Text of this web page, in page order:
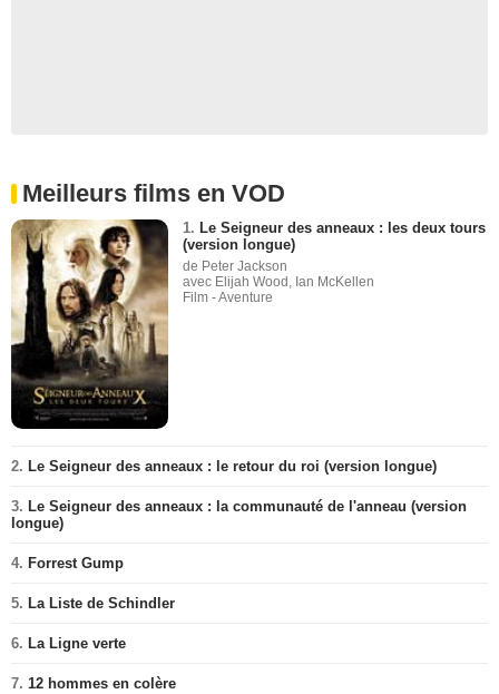
Meilleurs films en VOD
1. Le Seigneur des anneaux : les deux tours
(version longue)
de Peter Jackson
avec Elijah Wood, Ian McKellen
Film - Aventure
2. Le Seigneur des anneaux : le retour du roi (version longue)
3. Le Seigneur des anneaux : la communauté de l'anneau (version
longue)
4. Forrest Gump
5. La Liste de Schindler
6. La Ligne verte
7. 12 hommes en colère